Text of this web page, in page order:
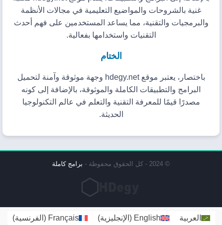
غنية بالشروحات والمواضيع التعليمية في مجالات الأنظمة
والبرمجيات والتقنية، مما يساعد المستخدمين على فهم أحدث
التقنيات واستخدامها بفعالية.
الختام
باختصار، يعتبر موقع hdegy.net وجهة موثوقة وآمنة لتحميل
البرامج والتطبيقات الكاملة والموثوقة، بالإضافة إلى كونه
مصدرًا قيمًا للمعرفة التقنية والتعلم في عالم التكنولوجيا
الحديثة.
© 2024 - كل الحقوق محفوظة - برامج كاملة
العربية English
( الإنجليزية)
Français
( الفرنسية)